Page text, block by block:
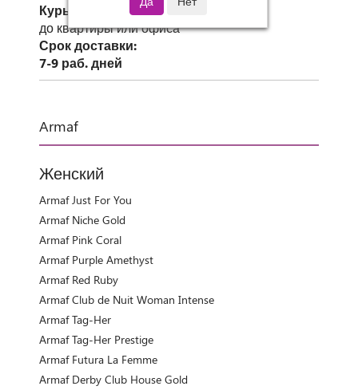
Курьер СДЭК
до квартиры или офиса
Срок доставки:
7-9 раб. дней
Armaf
Женский
Armaf Just For You
Armaf Niche Gold
Armaf Pink Coral
Armaf Purple Amethyst
Armaf Red Ruby
Armaf Club de Nuit Woman Intense
Armaf Tag-Her
Armaf Tag-Her Prestige
Armaf Futura La Femme
Armaf Derby Club House Gold